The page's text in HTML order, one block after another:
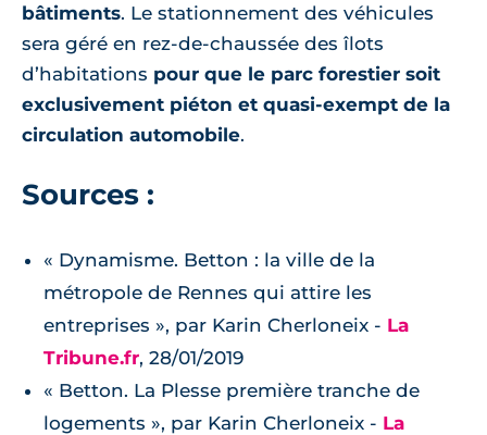
bâtiments. Le stationnement des véhicules
sera géré en rez-de-chaussée des îlots
d’habitations pour que le parc forestier soit
exclusivement piéton et quasi-exempt de la
circulation automobile.
Sources :
« Dynamisme. Betton : la ville de la
métropole de Rennes qui attire les
entreprises », par Karin Cherloneix - La
Tribune.fr, 28/01/2019
« Betton. La Plesse première tranche de
logements », par Karin Cherloneix - La